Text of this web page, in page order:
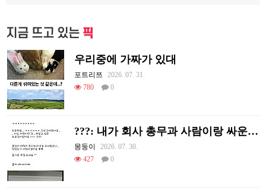
지금 뜨고 있는 픽
우리중에 가짜가 있대
포트리쯔
2026. 07. 31.
780
0
???: 내가 회사 총무과 사람이랑 싸운 썰 푼다
몽둥이
2026. 07. 30.
427
0